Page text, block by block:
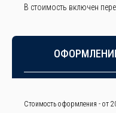
В стоимость включен
Стоимость оформления - от